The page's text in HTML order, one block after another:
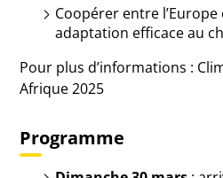
Coopérer entre
adaptation efficace au
Pour plus d’informations :
Afrique 2025
Programme